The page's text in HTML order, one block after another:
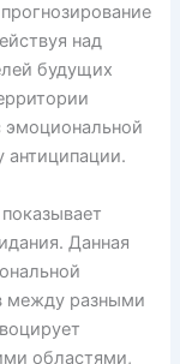
над
будущих
эмоциональной
Данная
между разными
областями,